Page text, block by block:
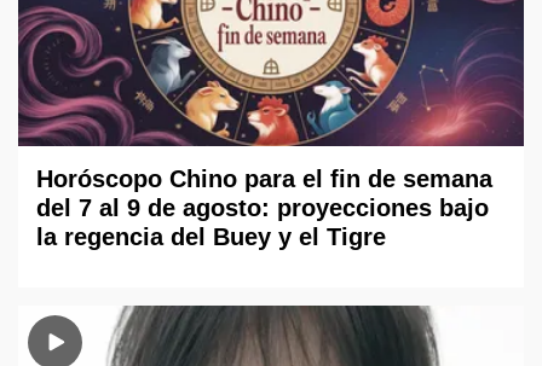
Horóscopo Chino para el fin de semana
del 7 al 9 de agosto: proyecciones bajo
la regencia del Buey y el Tigre